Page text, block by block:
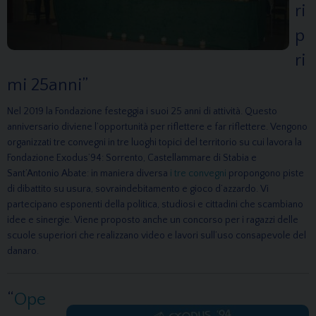
ri
p
ri
mi 25anni”
Nel 2019 la Fondazione festeggia i suoi 25 anni di attività. Questo
anniversario diviene l’opportunità per riflettere e far riflettere. Vengono
organizzati tre convegni in tre luoghi topici del territorio su cui lavora la
Fondazione Exodus’94: Sorrento, Castellammare di Stabia e
Sant’Antonio Abate: in maniera diversa i tre convegni propongono piste
di dibattito su usura, sovraindebitamento e gioco d’azzardo. Vi
partecipano esponenti della politica, studiosi e cittadini che scambiano
idee e sinergie. Viene proposto anche un concorso per i ragazzi delle
scuole superiori che realizzano video e lavori sull’uso consapevole del
danaro.
“Ope